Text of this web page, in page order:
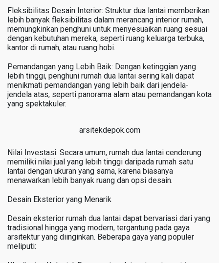
Fleksibilitas Desain Interior: Struktur dua lantai memberikan
lebih banyak fleksibilitas dalam merancang interior rumah,
memungkinkan penghuni untuk menyesuaikan ruang sesuai
dengan kebutuhan mereka, seperti ruang keluarga terbuka,
kantor di rumah, atau ruang hobi.
Pemandangan yang Lebih Baik: Dengan ketinggian yang
lebih tinggi, penghuni rumah dua lantai sering kali dapat
menikmati pemandangan yang lebih baik dari jendela-
jendela atas, seperti panorama alam atau pemandangan kota
yang spektakuler.
arsitekdepok.com
Nilai Investasi: Secara umum, rumah dua lantai cenderung
memiliki nilai jual yang lebih tinggi daripada rumah satu
lantai dengan ukuran yang sama, karena biasanya
menawarkan lebih banyak ruang dan opsi desain.
Desain Eksterior yang Menarik
Desain eksterior rumah dua lantai dapat bervariasi dari yang
tradisional hingga yang modern, tergantung pada gaya
arsitektur yang diinginkan. Beberapa gaya yang populer
meliputi: